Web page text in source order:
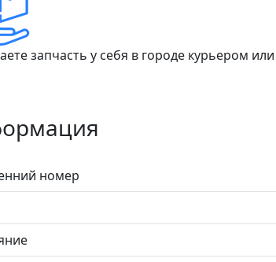
запчасть у себя в городе курьером
номер